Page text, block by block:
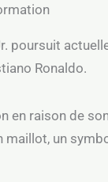
poursuit
Ronaldo.
en raison de
maillot, un